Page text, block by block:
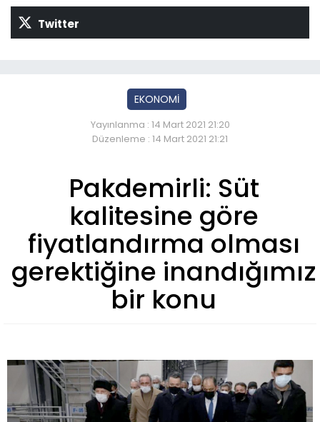
Twitter
EKONOMİ
Yayınlanma : 14 Mart 2021 21:20
Düzenleme : 14 Mart 2021 21:21
Pakdemirli: Süt
kalitesine göre
fiyatlandırma olması
gerektiğine inandığımız
bir konu